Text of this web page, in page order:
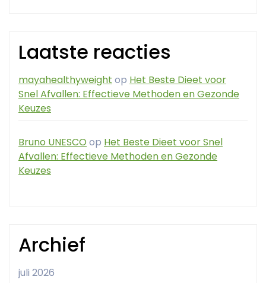
Laatste reacties
mayahealthyweight op Het Beste Dieet voor
Snel Afvallen: Effectieve Methoden en Gezonde
Keuzes
Bruno UNESCO op Het Beste Dieet voor Snel
Afvallen: Effectieve Methoden en Gezonde
Keuzes
Archief
juli 2026